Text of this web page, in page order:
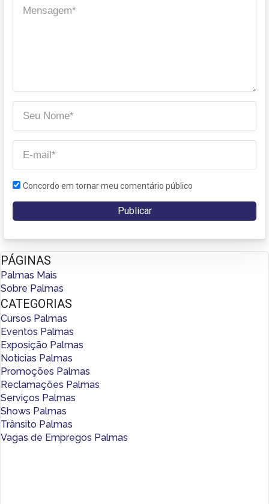
Concordo em tornar meu comentário público
PÁGINAS
Palmas Mais
Sobre Palmas
CATEGORIAS
Cursos Palmas
Eventos Palmas
Exposição Palmas
Notícias Palmas
Promoções Palmas
Reclamações Palmas
Serviços Palmas
Shows Palmas
Trânsito Palmas
Vagas de Empregos Palmas